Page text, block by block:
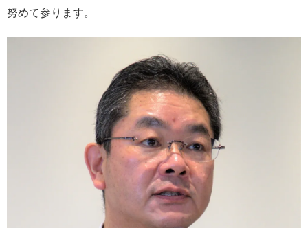
努めて参ります。